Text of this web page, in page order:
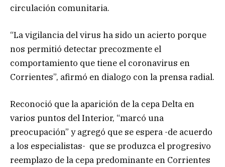
circulación comunitaria.
“La vigilancia del virus ha sido un acierto porque
nos permitió detectar precozmente el
comportamiento que tiene el coronavirus en
Corrientes”, afirmó en dialogo con la prensa radial.
Reconoció que la aparición de la cepa Delta en
varios puntos del Interior, “marcó una
preocupación” y agregó que se espera -de acuerdo
a los especialistas- que se produzca el progresivo
reemplazo de la cepa predominante en Corrientes